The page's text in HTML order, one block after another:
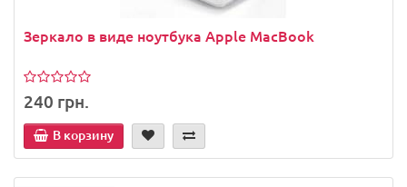
Зеркало в виде ноутбука Apple MacBook
240 грн.
В корзину